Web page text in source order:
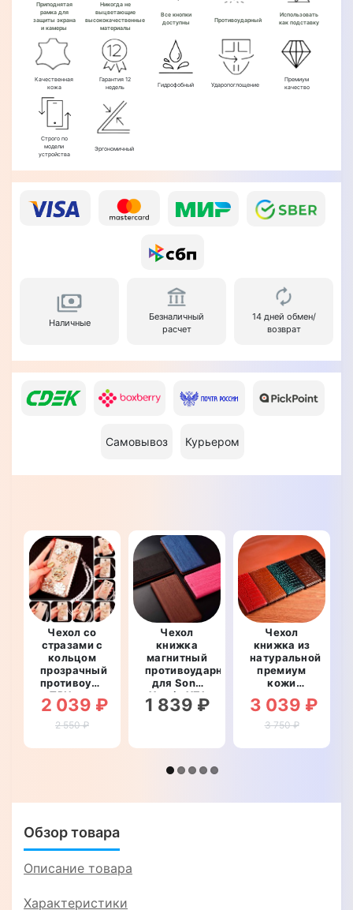
Приподнятая
рамка для
защиты экрана
и камеры
Никогда не
выцветающие
высококачественные
материалы
Все кнопки
доступны
Противоударный
Использовать
как подставку
Качественная
кожа
Гарантия 12
недель
Гидрофобный Ударопоглощение
Премиум
качество
Строго по
модели
устройства
Эргономичный
Наличные
Безналичный
расчет
14 дней обмен/
возврат
Самовывоз Курьером
Чехол со
стразами с
кольцом
прозрачный
противоударный
TPU для
Sony
Xperia XZ1
G8441
2 039 ₽
2 550 ₽
Чехол
книжка
магнитный
противоударный
для Sony
Xperia XZ1
Compact
1 839 ₽
Чехол
книжка из
натуральной
премиум
кожи
противоударный
магнитный
для Sony
Compact
3 039 ₽
3 750 ₽
Обзор товара
Описание товара
Характеристики